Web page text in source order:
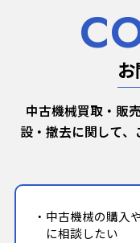
中古機械買取・販
設・撤去に関して
中古機械の購入
に相談したい